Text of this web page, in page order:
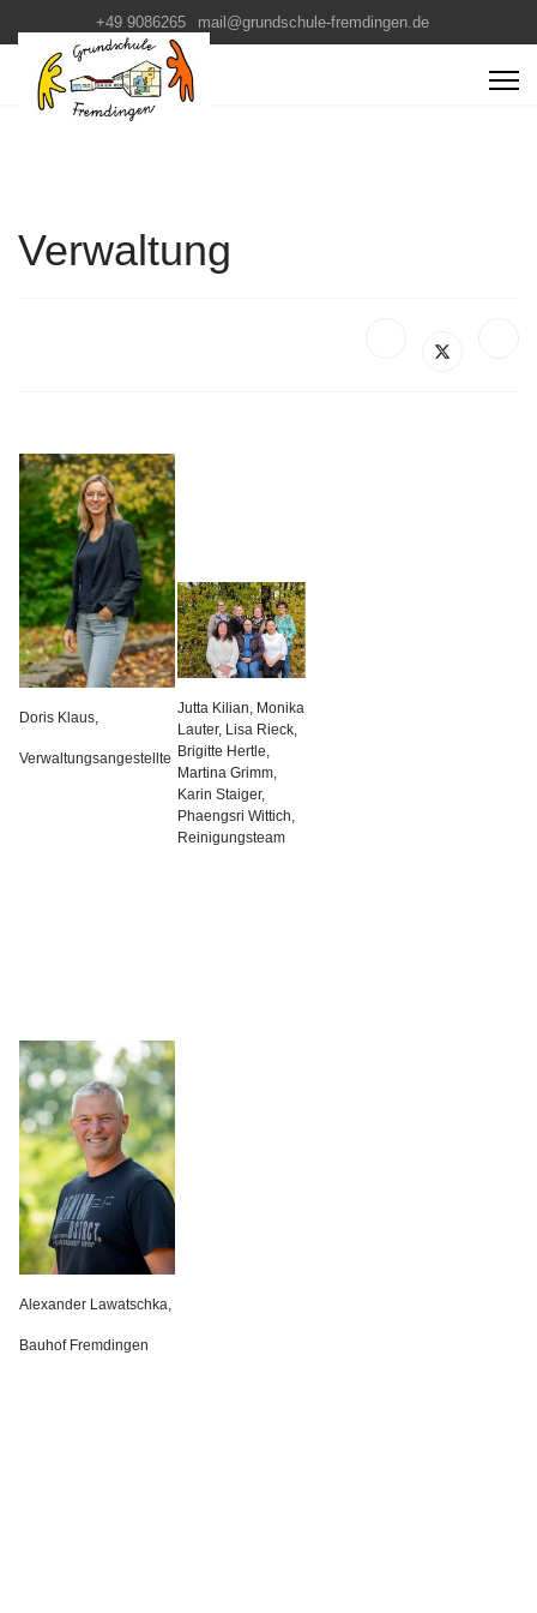
+49 9086265 mail@grundschule-fremdingen.de
Verwaltung
Doris Klaus,
Verwaltungsangestellte
Jutta Kilian, Monika
Lauter, Lisa Rieck,
Brigitte Hertle,
Martina Grimm,
Karin Staiger,
Phaengsri Wittich,
Reinigungsteam
Alexander Lawatschka,
Bauhof Fremdingen